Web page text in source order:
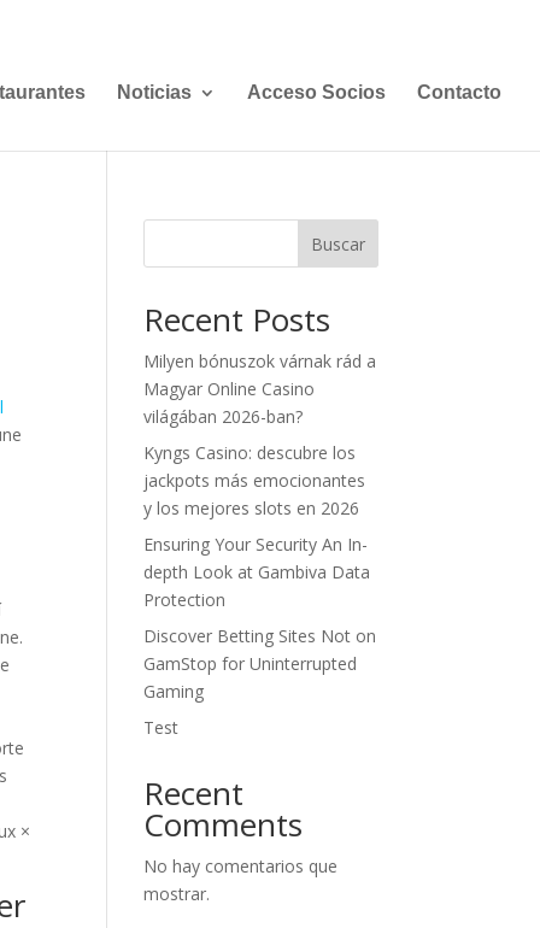
Noticias Acceso Socios Contacto
×
Buscar
Recent Posts
Milyen bónuszok várnak rád a
Magyar Online Casino
világában 2026-ban?
Kyngs Casino: descubre los
jackpots más emocionantes
y los mejores slots en 2026
Ensuring Your Security An In-
depth Look at Gambiva Data
Protection
Discover Betting Sites Not on
GamStop for Uninterrupted
Gaming
Test
Recent
Comments
No hay comentarios que
mostrar.